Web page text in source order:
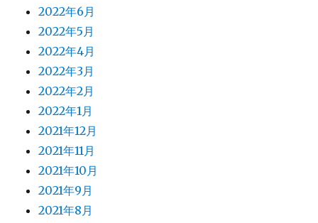
2022年6月
2022年5月
2022年4月
2022年3月
2022年2月
2022年1月
2021年12月
2021年11月
2021年10月
2021年9月
2021年8月